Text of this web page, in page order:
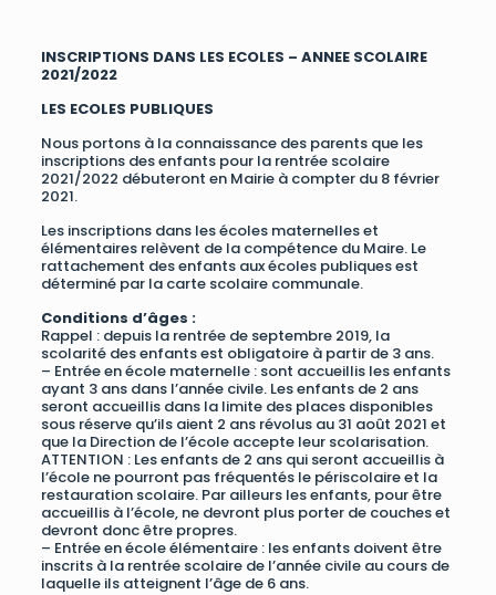
INSCRIPTIONS DANS LES ECOLES – ANNEE SCOLAIRE
2021/2022
LES ECOLES PUBLIQUES
Nous portons à la connaissance des parents que les
inscriptions des enfants pour la rentrée scolaire
2021/2022 débuteront en Mairie à compter du 8 février
2021.
Les inscriptions dans les écoles maternelles et
élémentaires relèvent de la compétence du Maire. Le
rattachement des enfants aux écoles publiques est
déterminé par la carte scolaire communale.
Conditions d’âges :
Rappel : depuis la rentrée de septembre 2019, la
scolarité des enfants est obligatoire à partir de 3 ans.
– Entrée en école maternelle : sont accueillis les enfants
ayant 3 ans dans l’année civile. Les enfants de 2 ans
seront accueillis dans la limite des places disponibles
sous réserve qu’ils aient 2 ans révolus au 31 août 2021 et
que la Direction de l’école accepte leur scolarisation.
ATTENTION : Les enfants de 2 ans qui seront accueillis à
l’école ne pourront pas fréquentés le périscolaire et la
restauration scolaire. Par ailleurs les enfants, pour être
accueillis à l’école, ne devront plus porter de couches et
devront donc être propres.
– Entrée en école élémentaire : les enfants doivent être
inscrits à la rentrée scolaire de l’année civile au cours de
laquelle ils atteignent l’âge de 6 ans.